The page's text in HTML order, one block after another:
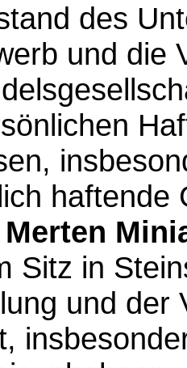
des
und die
haftende
Sitz in
und der